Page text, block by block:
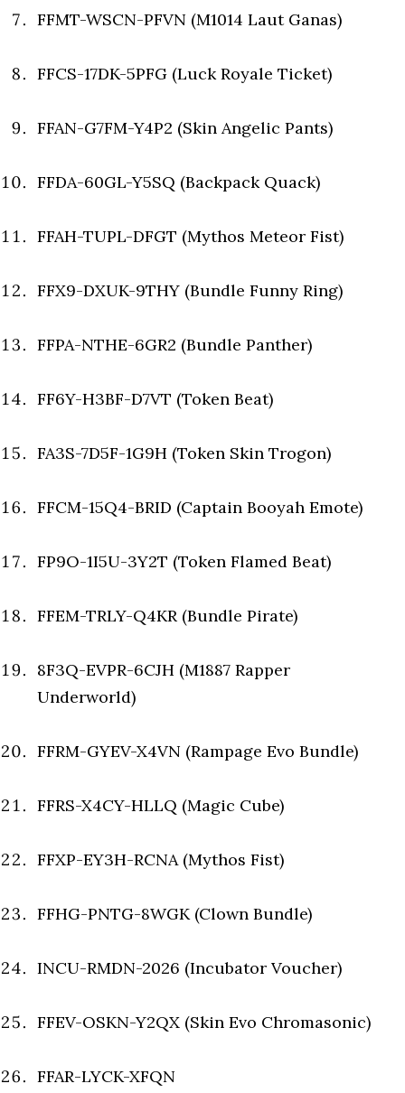
FFMT-WSCN-PFVN (M1014 Laut Ganas)
FFCS-17DK-5PFG (Luck Royale Ticket)
FFAN-G7FM-Y4P2 (Skin Angelic Pants)
FFDA-60GL-Y5SQ (Backpack Quack)
FFAH-TUPL-DFGT (Mythos Meteor Fist)
FFX9-DXUK-9THY (Bundle Funny Ring)
FFPA-NTHE-6GR2 (Bundle Panther)
FF6Y-H3BF-D7VT (Token Beat)
FA3S-7D5F-1G9H (Token Skin Trogon)
FFCM-15Q4-BRID (Captain Booyah Emote)
FP9O-1I5U-3Y2T (Token Flamed Beat)
FFEM-TRLY-Q4KR (Bundle Pirate)
8F3Q-EVPR-6CJH (M1887 Rapper
Underworld)
FFRM-GYEV-X4VN (Rampage Evo Bundle)
FFRS-X4CY-HLLQ (Magic Cube)
FFXP-EY3H-RCNA (Mythos Fist)
FFHG-PNTG-8WGK (Clown Bundle)
INCU-RMDN-2026 (Incubator Voucher)
FFEV-OSKN-Y2QX (Skin Evo Chromasonic)
FFAR-LYCK-XFQN